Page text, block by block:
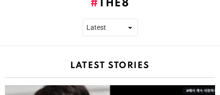
THE8
LATEST STORIES